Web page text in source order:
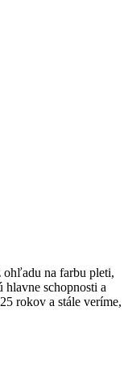
ohľadu na farbu pleti,
schopnosti a
rokov a stále veríme,